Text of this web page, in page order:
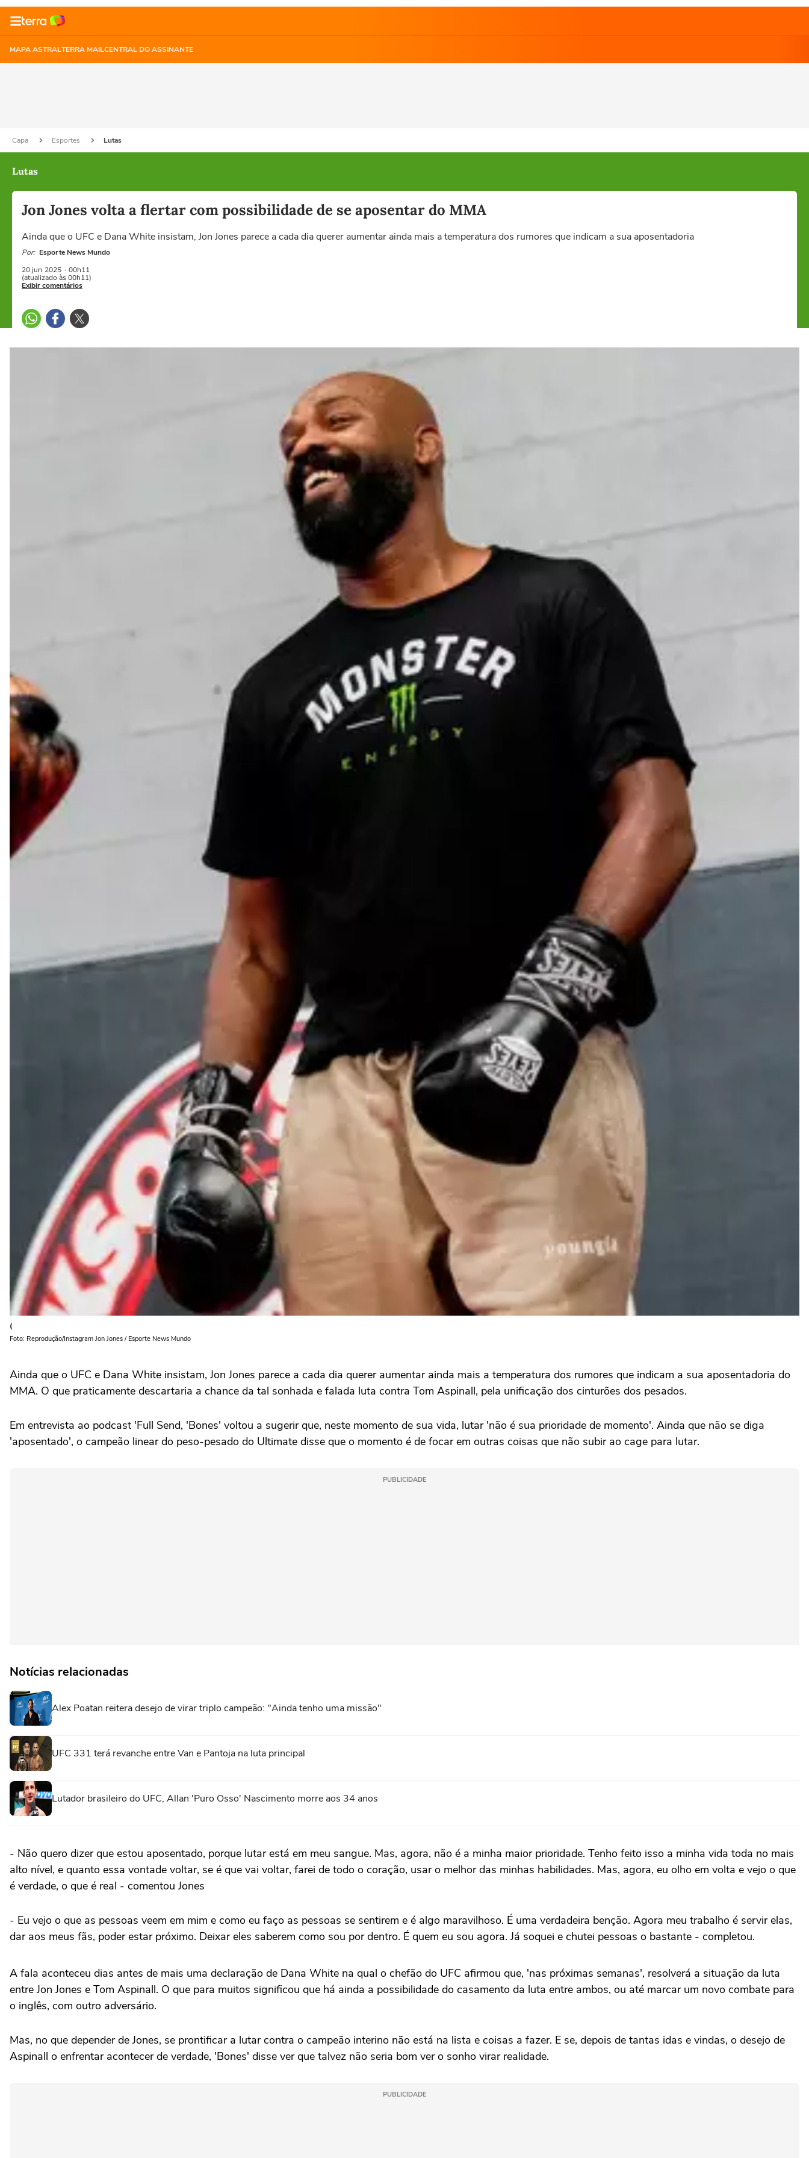
MAPA ASTRALTERRA MAILCENTRAL DO ASSINANTE
Capa Esportes Lutas
Lutas
Jon Jones volta a flertar com possibilidade de se aposentar do MMA
Ainda que o UFC e Dana White insistam, Jon Jones parece a cada dia querer aumentar ainda mais a temperatura dos rumores que indicam a sua aposentadoria
Por: Esporte News Mundo
20 jun 2025 - 00h11
(atualizado às 00h11)
Exibir comentários
(
Foto: Reprodução/Instagram Jon Jones / Esporte News Mundo
Ainda que o UFC e Dana White insistam, Jon Jones parece a cada dia querer aumentar ainda mais a temperatura dos rumores que indicam a sua aposentadoria do
MMA. O que praticamente descartaria a chance da tal sonhada e falada luta contra Tom Aspinall, pela unificação dos cinturões dos pesados.
Em entrevista ao podcast 'Full Send, 'Bones' voltou a sugerir que, neste momento de sua vida, lutar 'não é sua prioridade de momento'. Ainda que não se diga
'aposentado', o campeão linear do peso-pesado do Ultimate disse que o momento é de focar em outras coisas que não subir ao cage para lutar.
PUBLICIDADE
Notícias relacionadas
Alex Poatan reitera desejo de virar triplo campeão: "Ainda tenho uma missão"
UFC 331 terá revanche entre Van e Pantoja na luta principal
Lutador brasileiro do UFC, Allan 'Puro Osso' Nascimento morre aos 34 anos
- Não quero dizer que estou aposentado, porque lutar está em meu sangue. Mas, agora, não é a minha maior prioridade. Tenho feito isso a minha vida toda no mais
alto nível, e quanto essa vontade voltar, se é que vai voltar, farei de todo o coração, usar o melhor das minhas habilidades. Mas, agora, eu olho em volta e vejo o que
é verdade, o que é real - comentou Jones
- Eu vejo o que as pessoas veem em mim e como eu faço as pessoas se sentirem e é algo maravilhoso. É uma verdadeira benção. Agora meu trabalho é servir elas,
dar aos meus fãs, poder estar próximo. Deixar eles saberem como sou por dentro. É quem eu sou agora. Já soquei e chutei pessoas o bastante - completou.
A fala aconteceu dias antes de mais uma declaração de Dana White na qual o chefão do UFC afirmou que, 'nas próximas semanas', resolverá a situação da luta
entre Jon Jones e Tom Aspinall. O que para muitos significou que há ainda a possibilidade do casamento da luta entre ambos, ou até marcar um novo combate para
o inglês, com outro adversário.
Mas, no que depender de Jones, se prontificar a lutar contra o campeão interino não está na lista e coisas a fazer. E se, depois de tantas idas e vindas, o desejo de
Aspinall o enfrentar acontecer de verdade, 'Bones' disse ver que talvez não seria bom ver o sonho virar realidade.
PUBLICIDADE